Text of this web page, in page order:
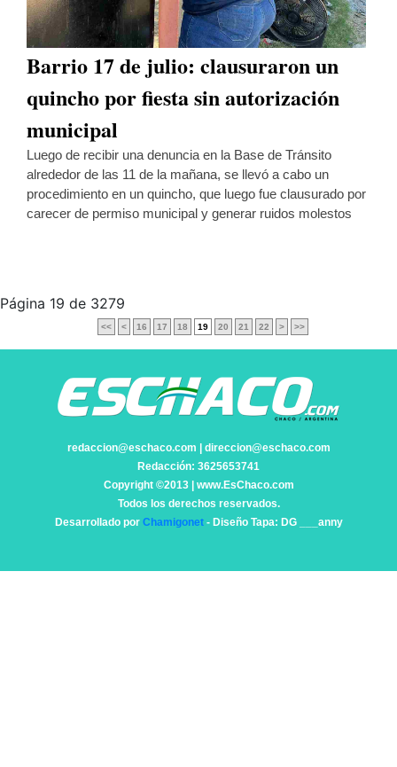
Barrio 17 de julio: clausuraron un
quincho por fiesta sin autorización
municipal
Luego de recibir una denuncia en la Base de Tránsito
alrededor de las 11 de la mañana, se llevó a cabo un
procedimiento en un quincho, que luego fue clausurado por
carecer de permiso municipal y generar ruidos molestos
Página 19 de 3279
<< < 16 17 18 19 20 21 22 > >>
redaccion@eschaco.com | direccion@eschaco.com
Redacción: 3625653741
Copyright ©2013 | www.EsChaco.com
Todos los derechos reservados.
Desarrollado por Chamigonet- Diseño Tapa: DG ___anny